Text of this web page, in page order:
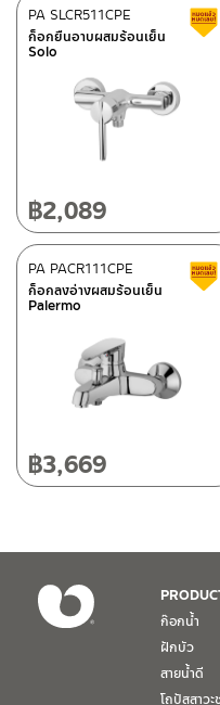
ศูนย์บริการและอะไหล่ กรุงเทพฯ
662/61-62 ถนน พระราม3 แข
โทร: 02-358-0080 / 080-
ศูนย์บริการและอะไหล่ เชียงใหม่
118/33 โครงการอรสิริน ม.8
โทร: 080-075-2626
วันจันทร์ – วันศุกร์ เวลา
วันเสาร์ เวลา 8:30-15:00 น.
1. การรับประกัน จะต้องมีหลัก
ขอตรวจสอบโดยนับวันซื้อขาย
เงื่อนไขการรับประกันสินค้าได้
–ซื้อสินค้าชิ้นนี้บน Shopee>>
–ซื้อสินค้าชิ้นนี้บน Lazada
ติดต่อพนักงานขาย / Contact
โทร: 02-285-5795
@charnpaiboon.sales
ก็อกยืนอาบผสมร้อนเย็น
Solo
PA SLCR511CPE
฿2,089
ก็อกลงอ่างผสมร้อนเย็น
Palermo
PA PACR111CPE
฿3,669
ก๊อกน้ำ
ฝักบัว
สายน้ำดี
โถปัสสาว